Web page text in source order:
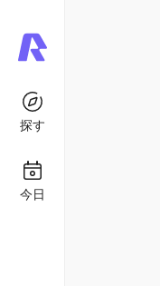
探す
今日